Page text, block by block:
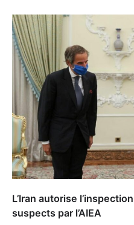
L’Iran autorise
suspects par l’AIEA